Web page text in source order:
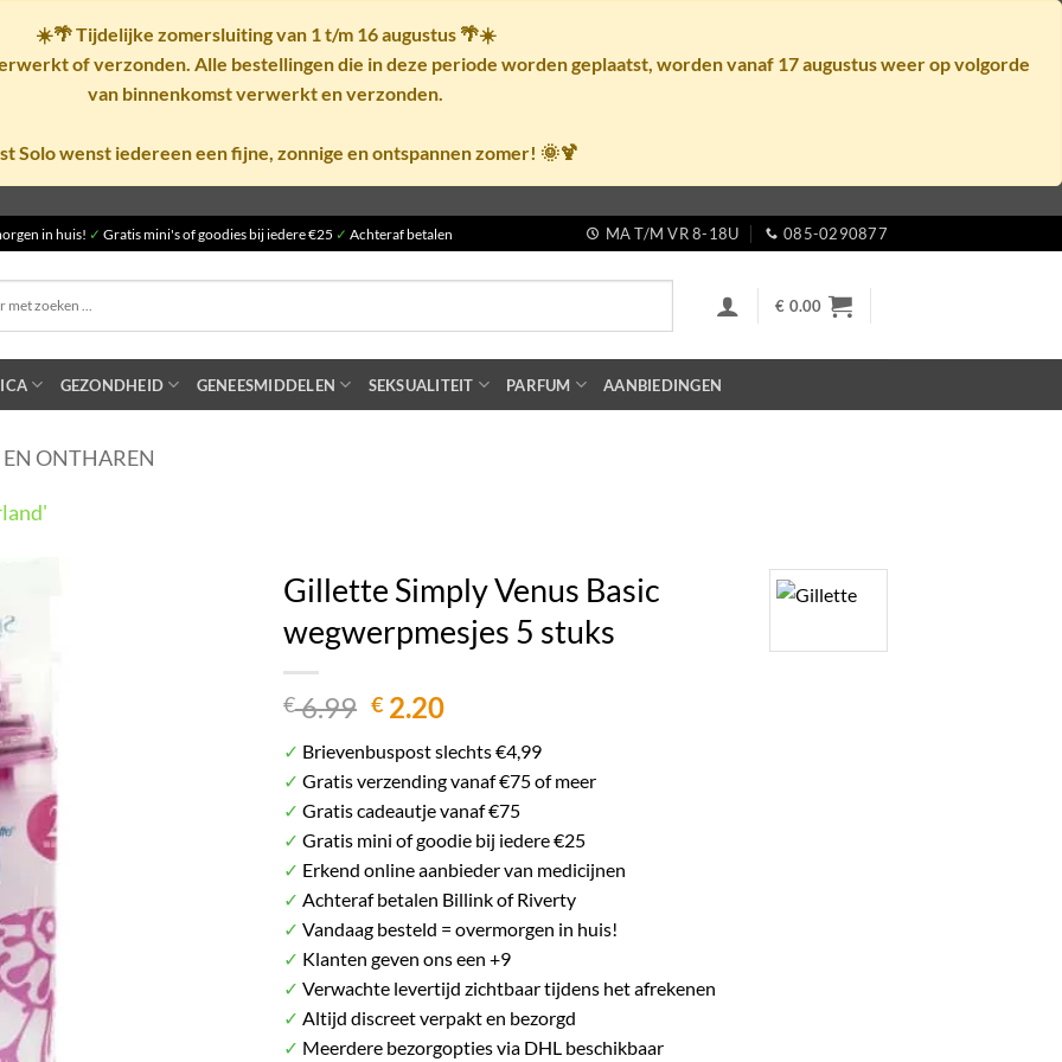
☀️🌴Tijdelijke zomersluiting van 1 t/m 16 augustus🌴☀️
of verzonden. Alle bestellingen die in deze periode worden geplaatst, worden vanaf 17 augustusweer op volgorde
van binnenkomst verwerkt en verzonden.
Solo wenst iedereen een fijne, zonnige en ontspannen zomer! 🌞🍹
in huis! ✓ Gratis mini's of goodies bij iedere €25 ✓ Achteraf betalen MA T/M VR 8-18U 085-0290877
€ 0.00
GEZONDHEID GENEESMIDDELEN SEKSUALITEIT PARFUM AANBIEDINGEN
EN ONTHAREN
Het plaatje kan afwijken van het daadwerkelijke product.
Gillette Simply Venus Basic
wegwerpmesjes 5 stuks
€6.99 Oorspronkelijke
was:
€ 6.99.
€ 2.20Huidige
is:
€ 2.20.
✓ Brievenbuspost slechts €4,99
✓ Gratis verzending vanaf €75 of meer
✓ Gratis cadeautje vanaf €75
✓ Gratis mini of goodie bij iedere €25
✓ Erkend online aanbieder van medicijnen
✓ Achteraf betalen Billink of Riverty
✓ Vandaag besteld = overmorgen in huis!
✓ Klanten geven ons een +9
✓ Verwachte levertijd zichtbaar tijdens het afrekenen
✓ Altijd discreet verpakt en bezorgd
✓ Meerdere bezorgopties via DHL beschikbaar